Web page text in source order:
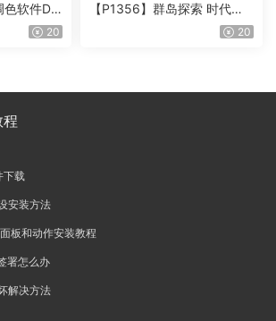
色软件Da
20
【P1356】群岛探索 时代马
戏团 – QUEST 60 调色预设A
20
下载
安装方法
板和动作安装教程
署怎么办
解决方法